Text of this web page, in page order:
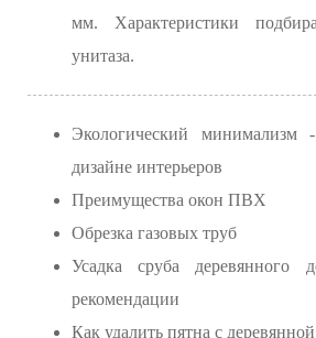
мм. Характеристики
унитаза.
Экологический
дизайне интерьеров
Преимущества окон ПВХ
Обрезка газовых труб
Усадка сруба
рекомендации
Как удалить пятна с